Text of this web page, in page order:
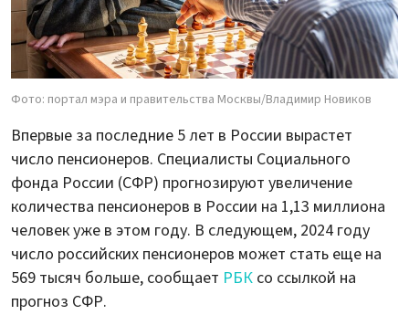
Фото: портал мэра и правительства Москвы/Владимир Новиков
Впервые за последние 5 лет в России вырастет
число пенсионеров. Специалисты Социального
фонда России (СФР) прогнозируют увеличение
количества пенсионеров в России на 1,13 миллиона
человек уже в этом году. В следующем, 2024 году
число российских пенсионеров может стать еще на
569 тысяч больше, сообщает РБК со ссылкой на
прогноз СФР.